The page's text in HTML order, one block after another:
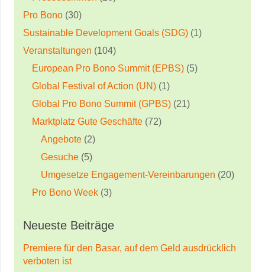
Pro Bono (30)
Sustainable Development Goals (SDG) (1)
Veranstaltungen (104)
European Pro Bono Summit (EPBS) (5)
Global Festival of Action (UN) (1)
Global Pro Bono Summit (GPBS) (21)
Marktplatz Gute Geschäfte (72)
Angebote (2)
Gesuche (5)
Umgesetze Engagement-Vereinbarungen (20)
Pro Bono Week (3)
Neueste Beiträge
Premiere für den Basar, auf dem Geld ausdrücklich
verboten ist